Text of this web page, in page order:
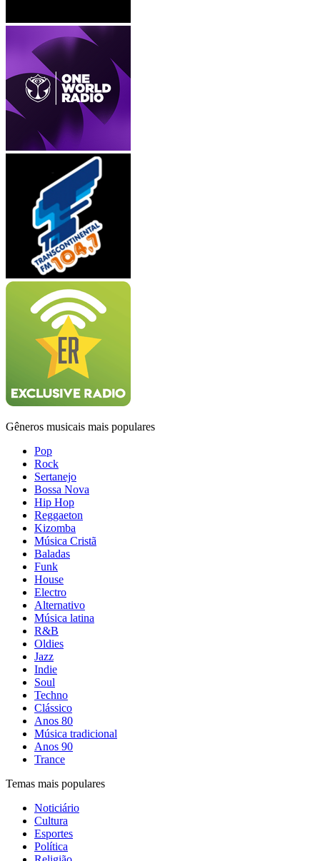
Gêneros musicais mais populares
Pop
Rock
Sertanejo
Bossa Nova
Hip Hop
Reggaeton
Kizomba
Música Cristã
Baladas
Funk
House
Electro
Alternativo
Música latina
R&B
Oldies
Jazz
Indie
Soul
Techno
Clássico
Anos 80
Música tradicional
Anos 90
Trance
Temas mais populares
Noticiário
Cultura
Esportes
Política